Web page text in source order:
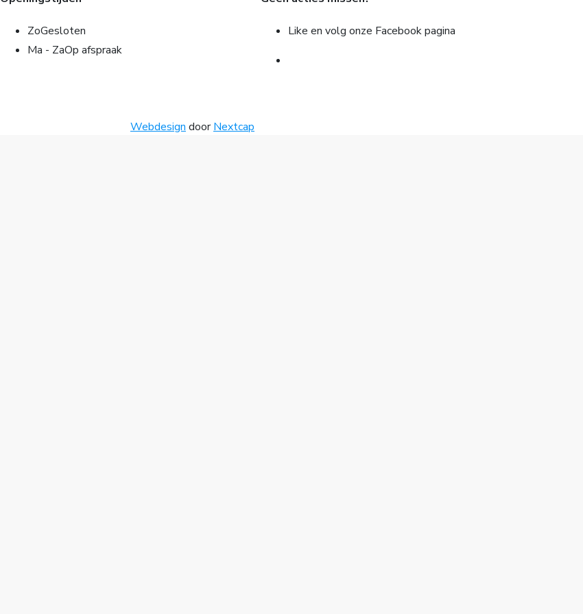
ZoGesloten
Ma - ZaOp afspraak
Like en volg onze Facebook pagina
Webdesign doorNextcap